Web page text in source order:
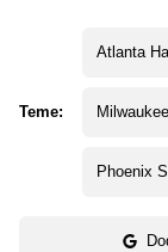
Teme:
Atlanta
Phoenix